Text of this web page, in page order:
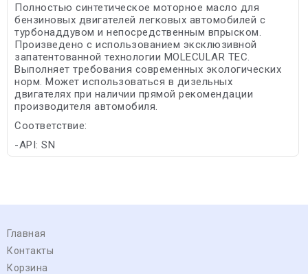
Полностью синтетическое моторное масло для
бензиновых двигателей легковых автомобилей с
турбонаддувом и непосредственным впрыском.
Произведено с использованием эксклюзивной
запатентованной технологии MOLECULAR TEC.
Выполняет требования современных экологических
норм. Может использоваться в дизельных
двигателях при наличии прямой рекомендации
производителя автомобиля.
Соответствие:
-API: SN
Главная
Контакты
Корзина